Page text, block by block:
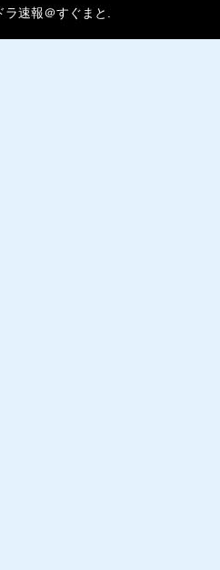
速報＠すぐまと.